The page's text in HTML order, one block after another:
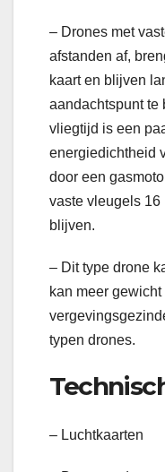
– Drones met
afstanden af,
kaart en blijven
aandachtspunt te
vliegtijd is een
energiedichtheid
door een
vaste vleugels 16
blijven.
– Dit type drone
kan meer
typen drones.
– Luchtkaarten